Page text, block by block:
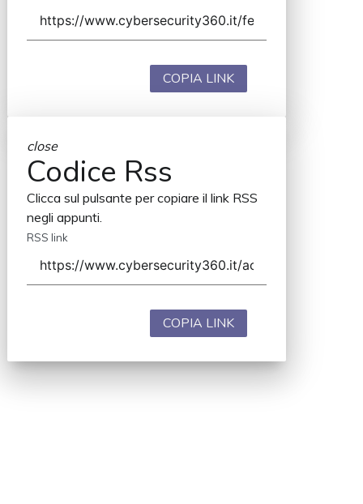
COPIA LINK
close
Codice Rss
Clicca sul pulsante per copiare il link RSS
negli appunti.
RSS link
COPIA LINK